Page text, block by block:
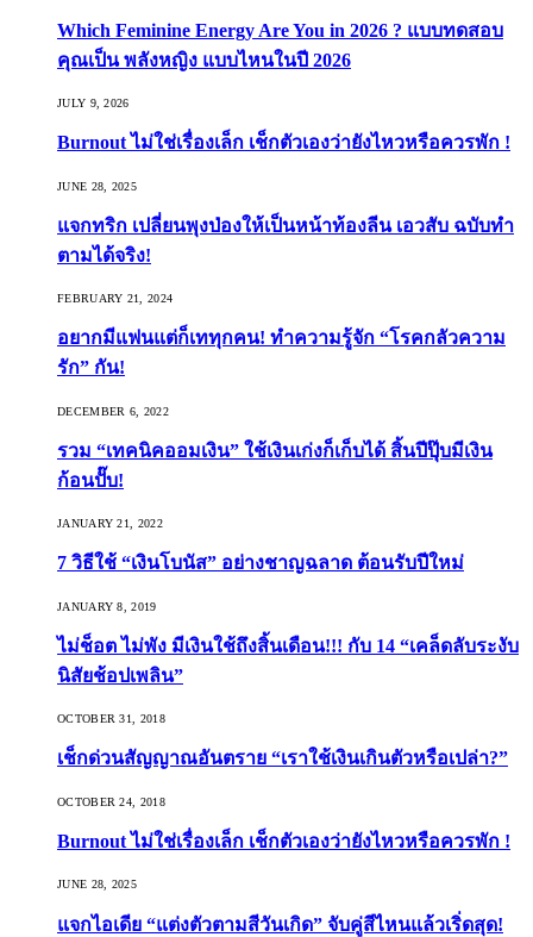
Which Feminine Energy Are You in 2026 ? แบบทดสอบ
คุณเป็น พลังหญิง แบบไหนในปี 2026
JULY 9, 2026
Burnout ไม่ใช่เรื่องเล็ก เช็กตัวเองว่ายังไหวหรือควรพัก !
JUNE 28, 2025
แจกทริก เปลี่ยนพุงป่องให้เป็นหน้าท้องลีน เอวสับ ฉบับทำ
ตามได้จริง!
FEBRUARY 21, 2024
อยากมีแฟนแต่ก็เททุกคน! ทำความรู้จัก “โรคกลัวความ
รัก” กัน!
DECEMBER 6, 2022
รวม “เทคนิคออมเงิน” ใช้เงินเก่งก็เก็บได้ สิ้นปีปุ๊บมีเงิน
ก้อนปั๊บ!
JANUARY 21, 2022
7 วิธีใช้ “เงินโบนัส” อย่างชาญฉลาด ต้อนรับปีใหม่
JANUARY 8, 2019
ไม่ช็อต ไม่พัง มีเงินใช้ถึงสิ้นเดือน!!! กับ 14 “เคล็ดลับระงับ
นิสัยช้อปเพลิน”
OCTOBER 31, 2018
เช็กด่วนสัญญาณอันตราย “เราใช้เงินเกินตัวหรือเปล่า?”
OCTOBER 24, 2018
Burnout ไม่ใช่เรื่องเล็ก เช็กตัวเองว่ายังไหวหรือควรพัก !
JUNE 28, 2025
แจกไอเดีย “แต่งตัวตามสีวันเกิด” จับคู่สีไหนแล้วเริ่ดสุด!